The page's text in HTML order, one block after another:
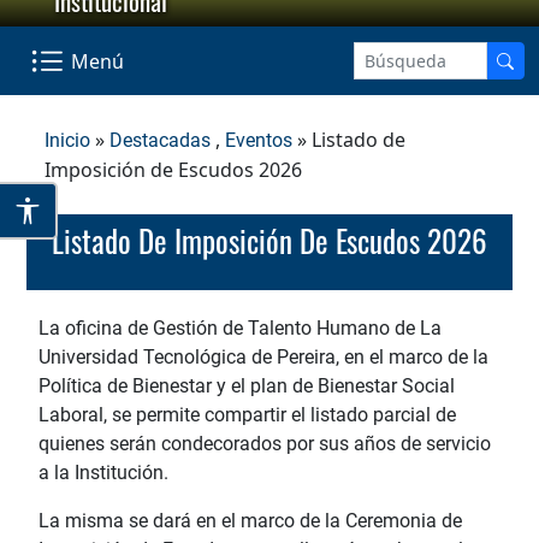
Menú
Inicio » Destacadas , Eventos » Listado de
Imposición de Escudos 2026
Listado De Imposición De Escudos 2026
La oficina de Gestión de Talento Humano de La
Universidad Tecnológica de Pereira, en el marco de la
Política de Bienestar y el plan de Bienestar Social
Laboral, se permite compartir el listado parcial de
quienes serán condecorados por sus años de servicio
a la Institución.
La misma se dará en el marco de la Ceremonia de